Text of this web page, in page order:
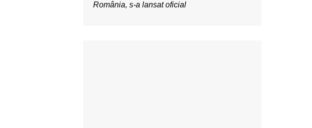
România, s-a lansat oficial